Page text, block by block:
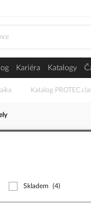
Kariéra Katalogy
Katalog
Skladem (4)